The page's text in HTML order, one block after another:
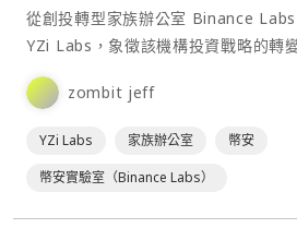
從創投轉型家族辦公室 Binance Labs 今日宣布正式更名為
YZi Labs，象徵該機構投資戰略的轉
zombit jeff
YZi Labs 家族辦公室
幣安
幣安實驗室（Binance Labs）